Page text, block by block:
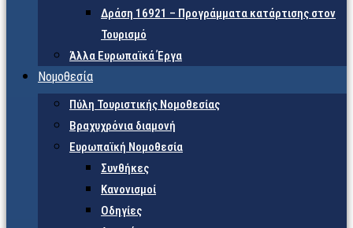
Δράση 16921 – Προγράμματα κατάρτισης στον
Τουρισμό
Άλλα Ευρωπαϊκά Έργα
Νομοθεσία
Πύλη Τουριστικής Νομοθεσίας
Βραχυχρόνια διαμονή
Ευρωπαϊκή Νομοθεσία
Συνθήκες
Κανονισμοί
Οδηγίες